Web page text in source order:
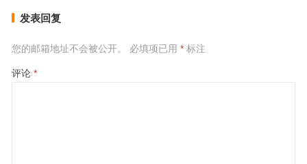
发表回复
您的邮箱地址不会被公开。 必填项已用 *标注
评论 *